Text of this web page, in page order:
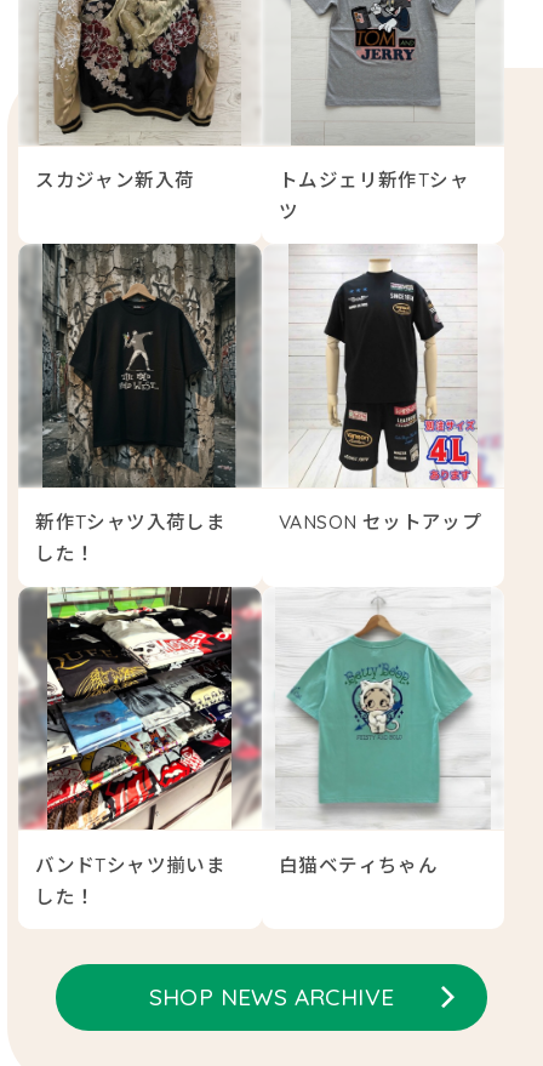
スカジャン新入荷
トムジェリ新作Tシャ
ツ
新作Tシャツ入荷しま
した！
VANSON セットアップ
バンドTシャツ揃いま
した！
白猫ベティちゃん
SHOP NEWS ARCHIVE